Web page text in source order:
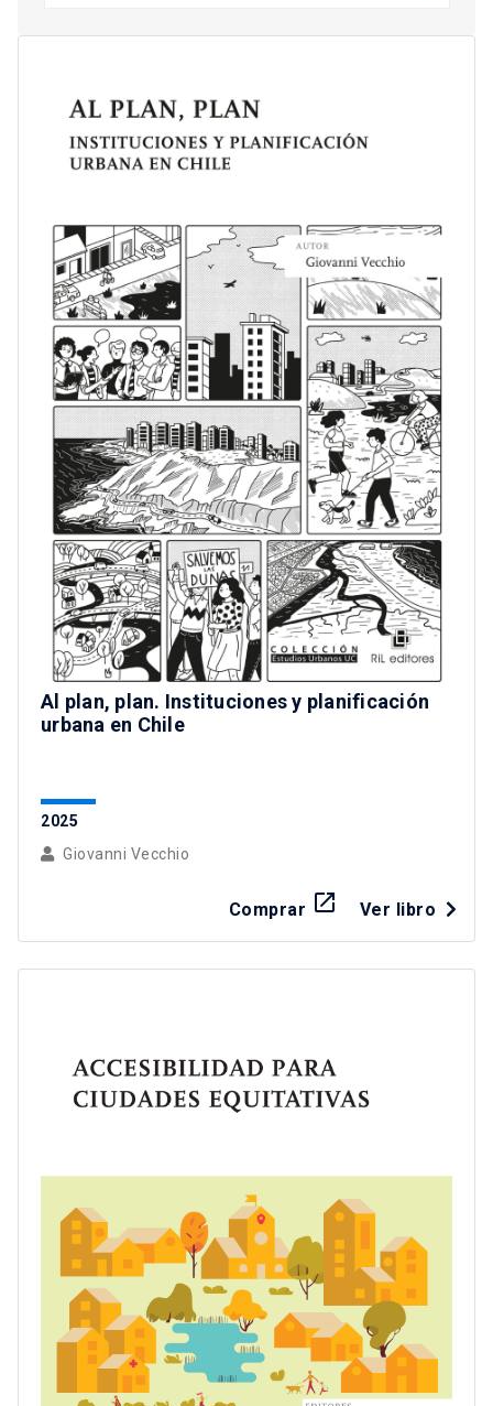
Al plan, plan. Instituciones y planificación
urbana en Chile
2025
Giovanni Vecchio
Comprar launch Ver libro